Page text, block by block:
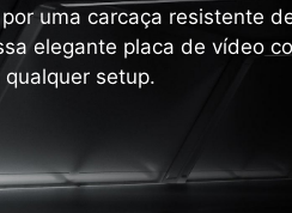
uma carcaça resistente
elegante placa de vídeo
setup.